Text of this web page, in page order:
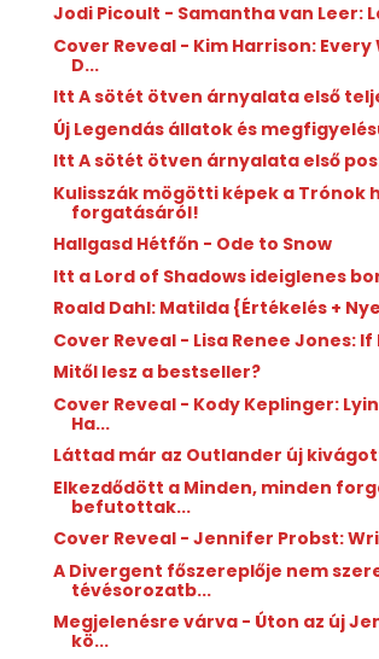
Jodi Picoult - Samantha van Leer:
Cover Reveal - Kim Harrison: Every
D...
Itt A sötét ötven árnyalata első
Új Legendás állatok és
Itt A sötét ötven árnyalata első
Kulisszák mögötti képek a Trónok
forgatásáról!
Hallgasd Hétfőn - Ode to Snow
Itt a Lord of Shadows ideiglenes
Roald Dahl: Matilda {Értékelés +
Cover Reveal - Lisa Renee Jones: If
Mitől lesz a bestseller?
Cover Reveal - Kody Keplinger:
Ha...
Láttad már az Outlander új
Elkezdődött a Minden, minden
befutottak...
Cover Reveal - Jennifer Probst:
A Divergent főszereplője nem
tévésorozatb...
Megjelenésre várva - Úton az új
kö...